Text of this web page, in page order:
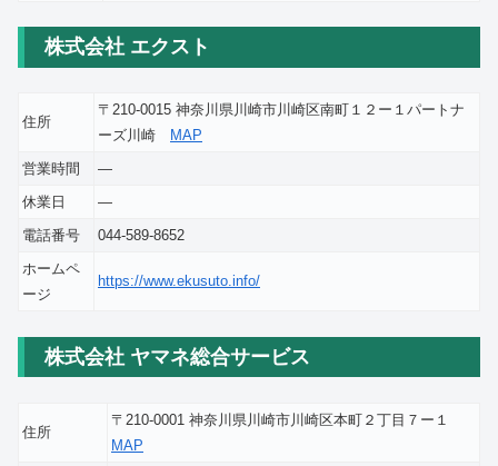
株式会社 エクスト
住所
〒210-0015 神奈川県川崎市川崎区南町１２ー１パートナ
ーズ川崎
MAP
営業時間
―
休業日
―
電話番号
044-589-8652
ホームペ
ージ
https://www.ekusuto.info/
株式会社 ヤマネ総合サービス
住所
〒210-0001 神奈川県川崎市川崎区本町２丁目７ー１
MAP